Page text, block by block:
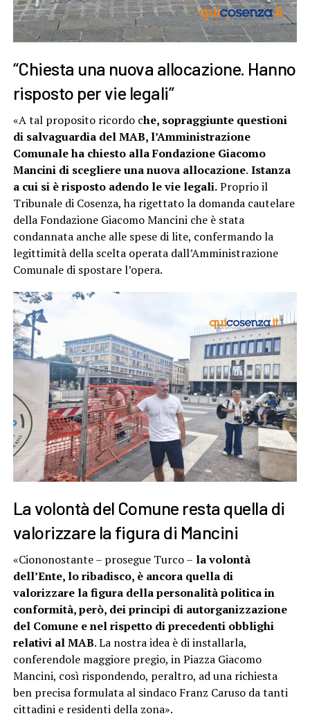
“Chiesta una nuova allocazione. Hanno
risposto per vie legali”
«A tal proposito ricordo che, sopraggiunte questioni
di salvaguardia del MAB, l’Amministrazione
Comunale ha chiesto alla Fondazione Giacomo
Mancini di scegliere una nuova allocazione. Istanza
a cui si è risposto adendo le vie legali.Proprio il
Tribunale di Cosenza, ha rigettato la domanda cautelare
della Fondazione Giacomo Mancini che è stata
condannata anche alle spese di lite, confermando la
legittimità della scelta operata dall’Amministrazione
Comunale di spostare l’opera.
La volontà del Comune resta quella di
valorizzare la figura di Mancini
«Ciononostante – prosegue Turco – la volontà
dell’Ente, lo ribadisco, è ancora quella di
valorizzare la figura della personalità politica in
conformità, però, dei principi di autorganizzazione
del Comune e nel rispetto di precedenti obblighi
relativi al MAB. La nostra idea è di installarla,
conferendole maggiore pregio, in Piazza Giacomo
Mancini, così rispondendo, peraltro, ad una richiesta
ben precisa formulata al sindaco Franz Caruso da tanti
cittadini e residenti della zona».